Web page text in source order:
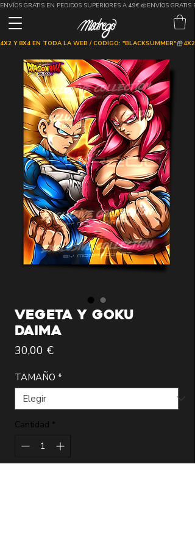
ENVÍOS GRATIS EN PEDIDOS SUPERIORES A 49€
4X2 Y 8X4 EN TODA LA WEB / CÓDIGO: "BLACKSUMMER"
VEGETA Y GOKU
DAIMA
30,00 €Precio
TAMAÑO *
Cantidad *